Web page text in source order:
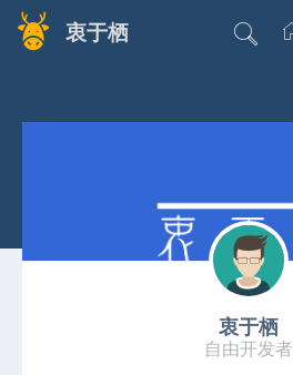
衷于栖
衷于栖
自由开发者